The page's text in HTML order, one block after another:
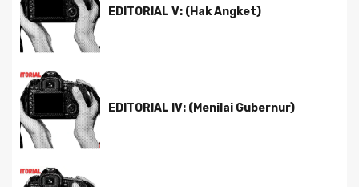
EDITORIAL V: (Hak Angket)
EDITORIAL IV: (Menilai Gubernur)